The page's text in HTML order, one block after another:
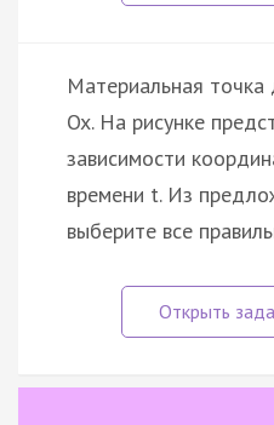
Материальная
Ox. На рисунке
зависимости
времени t. Из
выберите все